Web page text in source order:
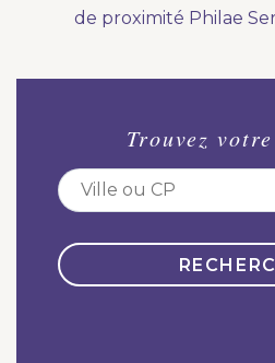
Demander un devis
Nos produits en marbrerie
marbrerie pour
défunt. Découvrez nos
Demander un devis
de proximité Philae
Trouvez